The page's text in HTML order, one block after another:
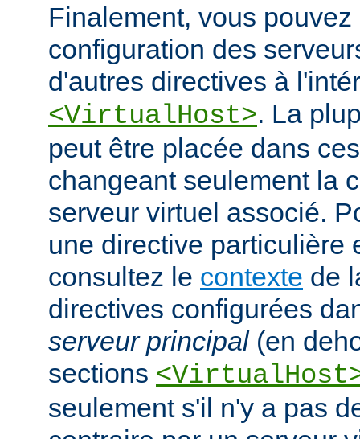
Finalement, vous pouvez
configuration des
d'autres directives à
<VirtualHost>. La
peut être placée dans
changeant seulement la
serveur virtuel associé.
une directive particulière
consultez le contexte de
directives configurées
serveur principal(en
sections
seulement s'il n'y a pas